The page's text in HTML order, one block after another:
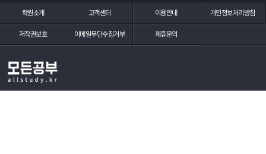
학원소개 고객센터 이용안내 개인정보처리방침
저작권보호 이메일무단수집거부 제휴문의